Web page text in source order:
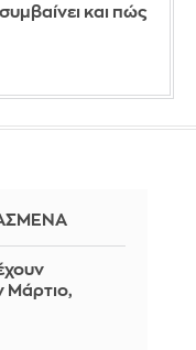
και πώς
Μάρτιο,